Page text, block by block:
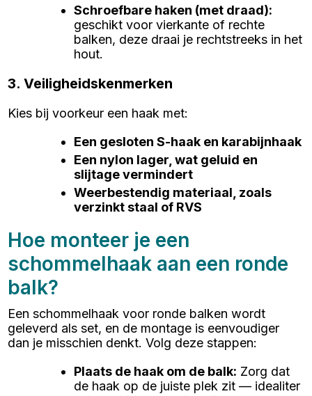
Schroefbare haken (met draad):
geschikt voor vierkante of rechte
balken, deze draai je rechtstreeks in het
hout.
3. Veiligheidskenmerken
Kies bij voorkeur een haak met:
Een gesloten S-haak en karabijnhaak
Een nylon lager, wat geluid en
slijtage vermindert
Weerbestendig materiaal, zoals
verzinkt staal of RVS
Hoe monteer je een
schommelhaak aan een ronde
balk?
Een schommelhaak voor ronde balken wordt
geleverd als set, en de montage is eenvoudiger
dan je misschien denkt. Volg deze stappen:
Plaats de haak om de balk: Zorg dat
de haak op de juiste plek zit — idealiter